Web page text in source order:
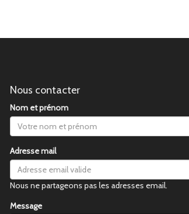
Nous contacter
Nom et prénom
Adresse mail
Nous ne partageons pas les adresses email.
Message